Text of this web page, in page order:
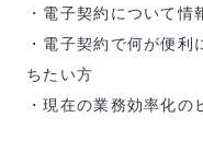
・電子契約について情
・電子契約で何が便
ちたい方
・現在の業務効率化